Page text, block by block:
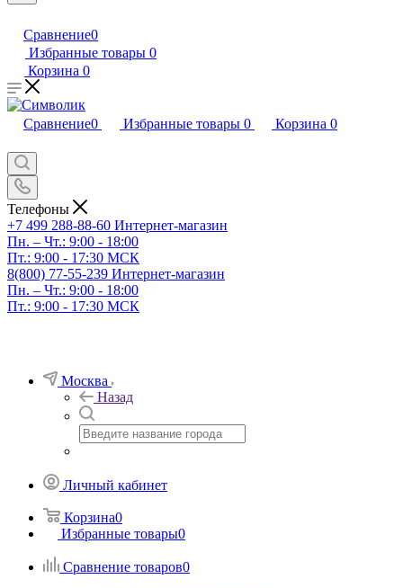
Сравнение0
Избранные товары 0
Корзина 0
Сравнение0 Избранные товары 0 Корзина 0
Телефоны
+7 499 288-88-60 Интернет-магазин
Пн. – Чт.: 9:00 - 18:00
Пт.: 9:00 - 17:30 МСК
8(800) 77-55-239 Интернет-магазин
Пн. – Чт.: 9:00 - 18:00
Пт.: 9:00 - 17:30 МСК
Москва
Назад
Личный кабинет
Корзина0
Избранные товары0
Сравнение товаров0